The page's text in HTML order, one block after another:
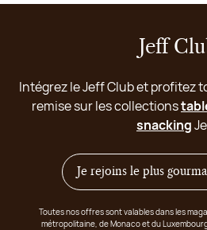
Jeff
Intégrez le Jeff Club et profitez
remise sur les collections
snacking
Je rejoins le plus
Toutes nos offres sont valables dans les
métropolitaine, de Monaco et du